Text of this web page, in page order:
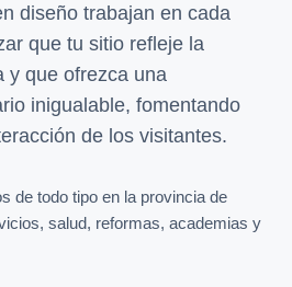
diseño trabajan en cada
que tu sitio refleje la
y que ofrezca una
inigualable, fomentando
de los visitantes.
de todo tipo en la provincia de
salud, reformas, academias y